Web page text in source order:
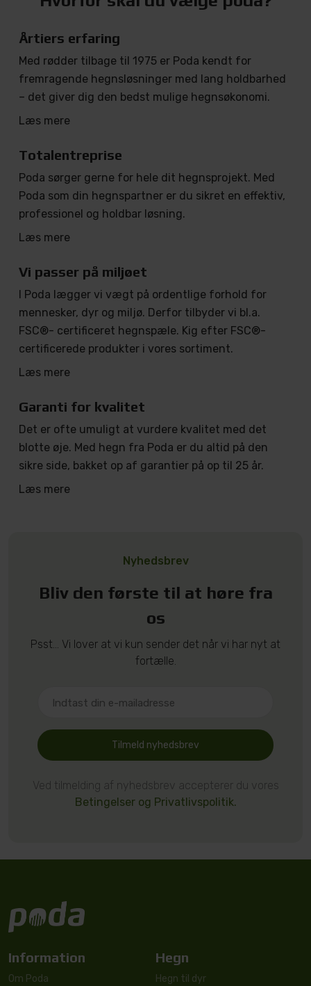
Årtiers erfaring
Med rødder tilbage til 1975 er Poda kendt for
fremragende hegnsløsninger med lang holdbarhed
– det giver dig den bedst mulige hegnsøkonomi.
Læs mere
Totalentreprise
Poda sørger gerne for hele dit hegnsprojekt. Med
Poda som din hegnspartner er du sikret en effektiv,
professionel og holdbar løsning.
Læs mere
Vi passer på miljøet
I Poda lægger vi vægt på ordentlige forhold for
mennesker, dyr og miljø. Derfor tilbyder vi bl.a.
FSC®- certificeret hegnspæle. Kig efter FSC®-
certificerede produkter i vores sortiment.
Læs mere
Garanti for kvalitet
Det er ofte umuligt at vurdere kvalitet med det
blotte øje. Med hegn fra Poda er du altid på den
sikre side, bakket op af garantier på op til 25 år.
Læs mere
Nyhedsbrev
Bliv den første til at høre fra
os
Psst... Vi lover at vi kun sender det når vi har nyt at
fortælle.
Tilmeld nyhedsbrev
Ved tilmelding af nyhedsbrev accepterer du vores
Betingelser og Privatlivspolitik.
Information
Om Poda
Hegn
Hegn til dyr